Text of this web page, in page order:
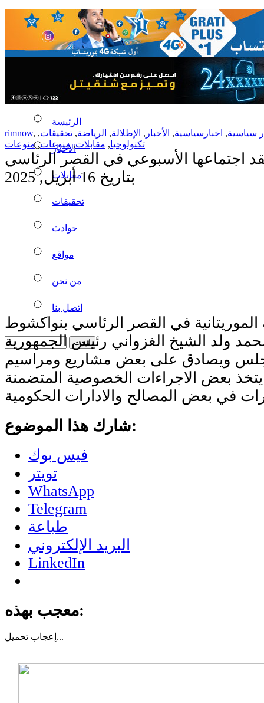
الرئيسة
الأخبار
مقابلات
تحقيقات
حوادث
مواقع
من نحن
اتصل بنا
rimnow, سياسية, اخبارسياسية, الأخبار , الإطلالة, الرياضة, تحقيقات,
تكنولوجيا, مقابلات,منوعات,منوعات
اجتماعها الأسبوعي في القصر الرئاسي
بتاريخ 16 أبريل, 2025
الموريتانية في القصر الرئاسي بنواكشوط
ولد الشيخ الغزواني رئيس الجمهورية
ويصادق على بعض مشاريع ومراسيم
يتخذ بعض الاجراءات الخصوصية المتضمنة
في بعض المصالح والادارات الحكومية
شارك هذا الموضوع:
فيس بوك
تويتر
WhatsApp
Telegram
طباعة
البريد الإلكتروني
LinkedIn
معجب بهذه:
إعجاب تحميل...